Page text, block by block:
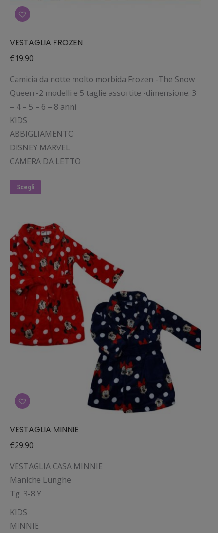
VESTAGLIA FROZEN
€19.90
Camicia da notte molto morbida Frozen -The Snow
Queen -2 modelli e 5 taglie assortite -dimensione: 3
– 4 – 5 – 6 – 8 anni
KIDS
ABBIGLIAMENTO
DISNEY MARVEL
CAMERA DA LETTO
Scegli
più
varianti.
Le
opzioni
possono
essere
scelte
nella
pagina
VESTAGLIA MINNIE
€29.90
VESTAGLIA CASA MINNIE
Maniche Lunghe
Tg. 3-8 Y
KIDS
MINNIE